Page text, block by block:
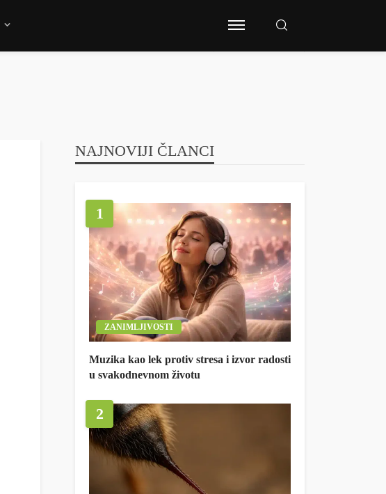
NAJNOVIJI ČLANCI
1
ZANIMLJIVOSTI
Muzika kao lek protiv stresa i izvor radosti
u svakodnevnom životu
2